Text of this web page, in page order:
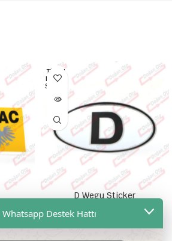
TÜKEN
DI HEP
SI SATI
D Wegu Sticker
STİCKER - DAMLA STİCKER
₺30,00
Whatsapp Destek Hattı